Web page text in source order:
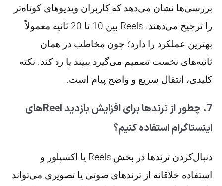
بررسی‌ها نشان می‌دهد که کاربران ویدیوهای کوتاه‌تر
را ترجیح می‌دهند. Reels بین 10 تا 20 ثانیه معمولاً
بهترین عملکرد را دارد؛ چون مخاطب در همان
ثانیه‌های نخست تصمیم می‌گیرد ببیند یا رد کند. نکته
کلیدی، انتقال سریع و واضح پیام است.
7. چطور از ترندها برای افزایش بازدید Reelهای
اینستاگرام استفاده کنیم؟
دنبال‌کردن ترندها در بخش Reels یا اکسپلور و
استفاده خلاقانه از ترندهای صوتی یا تصویری می‌تواند